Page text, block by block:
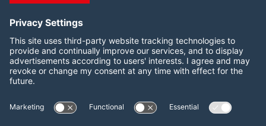
Síganos:
LinkedIn